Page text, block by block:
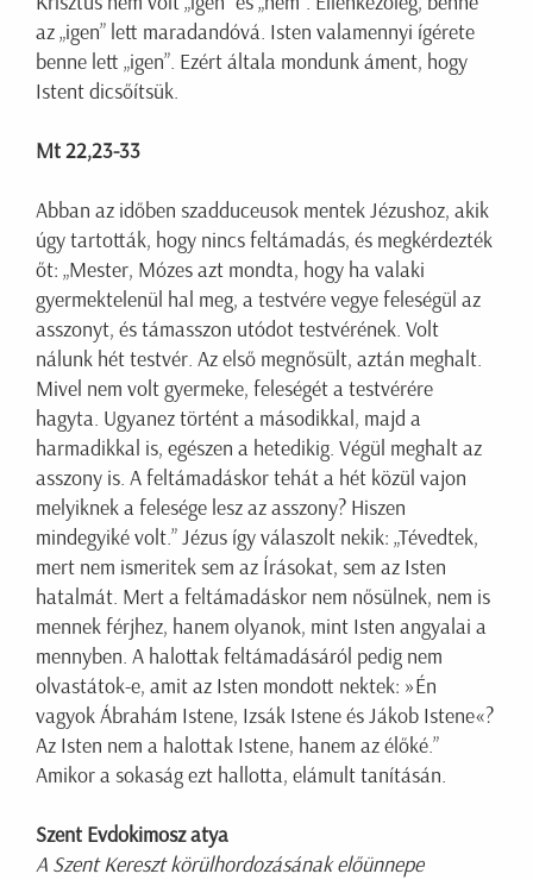
az „igen” lett maradandóvá. Isten valamennyi ígérete
benne lett „igen”. Ezért általa mondunk áment, hogy
Istent dicsőítsük.
Mt 22,23-33
Abban az időben szadduceusok mentek Jézushoz, akik
úgy tartották, hogy nincs feltámadás, és megkérdezték
őt: „Mester, Mózes azt mondta, hogy ha valaki
gyermektelenül hal meg, a testvére vegye feleségül az
asszonyt, és támasszon utódot testvérének. Volt
nálunk hét testvér. Az első megnősült, aztán meghalt.
Mivel nem volt gyermeke, feleségét a testvérére
hagyta. Ugyanez történt a másodikkal, majd a
harmadikkal is, egészen a hetedikig. Végül meghalt az
asszony is. A feltámadáskor tehát a hét közül vajon
melyiknek a felesége lesz az asszony? Hiszen
mindegyiké volt.” Jézus így válaszolt nekik: „Tévedtek,
mert nem ismeritek sem az Írásokat, sem az Isten
hatalmát. Mert a feltámadáskor nem nősülnek, nem is
mennek férjhez, hanem olyanok, mint Isten angyalai a
mennyben. A halottak feltámadásáról pedig nem
olvastátok-e, amit az Isten mondott nektek: »Én
vagyok Ábrahám Istene, Izsák Istene és Jákob Istene«?
Az Isten nem a halottak Istene, hanem az élőké.”
Amikor a sokaság ezt hallotta, elámult tanításán.
Szent Evdokimosz atya
A Szent Kereszt körülhordozásának előünnepe